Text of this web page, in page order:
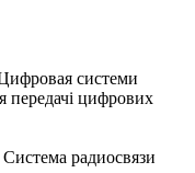
системи
передачі цифрових
Система радиосвязи